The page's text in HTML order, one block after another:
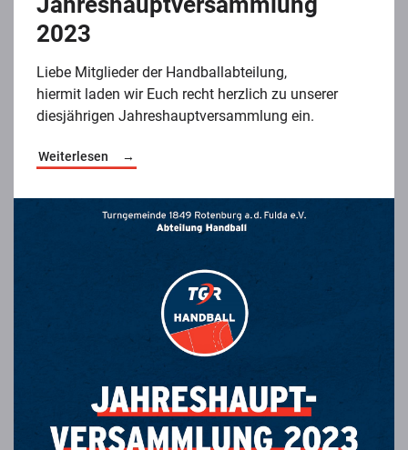
2023
Liebe Mitglieder der Handballabteilung,
hiermit laden wir Euch recht herzlich zu unserer
diesjährigen Jahreshauptversammlung ein.
Weiterlesen